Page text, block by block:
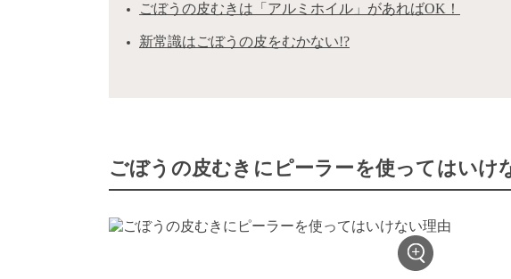
ごぼうの皮むきは「アルミホイル」があればOK！
新常識はごぼうの皮をむかない!?
ごぼうの皮むきにピーラーを使ってはいけ